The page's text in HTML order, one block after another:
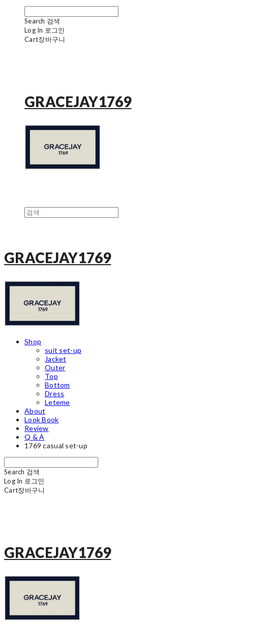
Search 검색
Log In 로그인
Cart장바구니
GRACEJAY1769
GRACEJAY1769
Shop
suit set-up
Jacket
Outer
Top
Bottom
Dress
Leteme
About
Look Book
Review
Q & A
1769 casual set-up
Search 검색
Log In 로그인
Cart장바구니
GRACEJAY1769